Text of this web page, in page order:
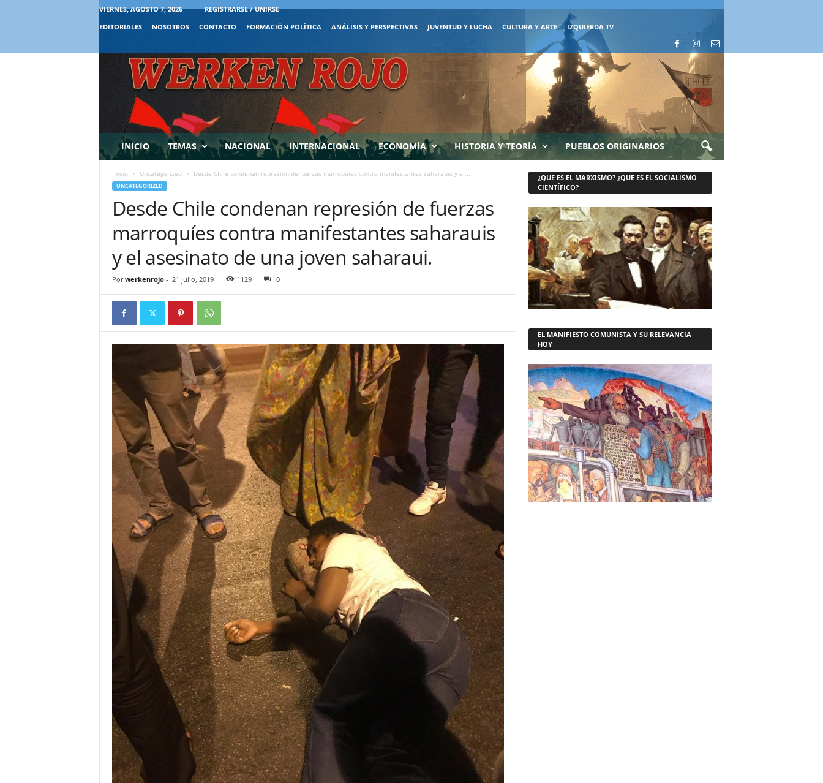
VIERNES, AGOSTO 7, 2026
REGISTRARSE / UNIRSE
EDITORIALES
NOSOTROS CONTACTO FORMACIÓN POLÍTICA ANÁLISIS Y PERSPECTIVAS JUVENTUD Y LUCHA CULTURA Y ARTE IZQUIERDA TV
INICIO TEMAS NACIONAL INTERNACIONAL ECONOMÍA HISTORIA Y TEORÍA PUEBLOS ORIGINARIOS
Inicio Uncategorized Desde Chile condenan represión de fuerzas marroquíes contra manifestantes saharauis y el...
UNCATEGORIZED
Desde Chile condenan represión de fuerzas
marroquíes contra manifestantes saharauis
y el asesinato de una joven saharaui.
Por werkenrojo- 21 julio, 2019 1129 0
¿QUE ES EL MARXISMO? ¿QUE ES EL SOCIALISMO
CIENTÍFICO?
EL MANIFIESTO COMUNISTA Y SU RELEVANCIA
HOY